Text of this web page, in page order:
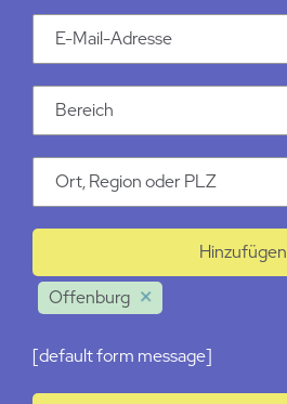
Email Addresse
Kategorie
Ort
Hinzufügen
Offenburg
[default form message]